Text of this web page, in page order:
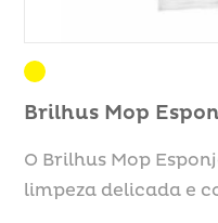
Brilhus Mop
O Brilhus Mop
limpeza delicada e